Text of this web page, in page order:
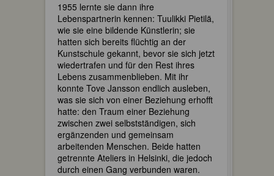
1955 lernte sie dann ihre
Lebenspartnerin kennen: Tuulikki Pietilä,
wie sie eine bildende Künstlerin; sie
hatten sich bereits flüchtig an der
Kunstschule gekannt, bevor sie sich jetzt
wiedertrafen und für den Rest ihres
Lebens zusammenblieben. Mit ihr
konnte Tove Jansson endlich ausleben,
was sie sich von einer Beziehung erhofft
hatte: den Traum einer Beziehung
zwischen zwei selbstständigen, sich
ergänzenden und gemeinsam
arbeitenden Menschen. Beide hatten
getrennte Ateliers in Helsinki, die jedoch
durch einen Gang verbunden waren.